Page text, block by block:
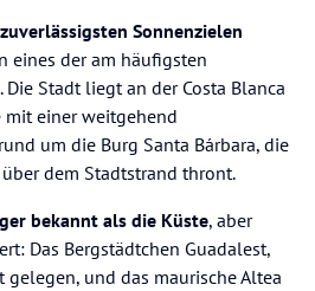
Sonnenzielen
eines der am häufigsten
Stadt liegt an der Costa Blanca
mit einer weitgehend
um die Burg Santa Bárbara, die
dem Stadtstrand thront.
bekannt als die Küste, aber
Das Bergstädtchen Guadalest,
gelegen, und das maurische Altea